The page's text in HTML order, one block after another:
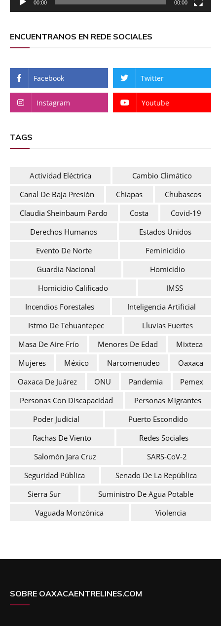
00:00 00:00
ENCUENTRANOS EN REDE SOCIALES
Facebook Twitter
Instagram Youtube
TAGS
Actividad Eléctrica
Cambio Climático
Canal De Baja Presión
Chiapas
Chubascos
Claudia Sheinbaum Pardo
Costa
Covid-19
Derechos Humanos
Estados Unidos
Evento De Norte
Feminicidio
Guardia Nacional
Homicidio
Homicidio Calificado
IMSS
Incendios Forestales
Inteligencia Artificial
Istmo De Tehuantepec
Lluvias Fuertes
Masa De Aire Frío
Menores De Edad
Mixteca
Mujeres
México Narcomenudeo
Oaxaca
Oaxaca De Juárez
ONU Pandemia
Pemex
Personas Con Discapacidad
Personas Migrantes
Poder Judicial
Puerto Escondido
Rachas De Viento
Redes Sociales
Salomón Jara Cruz
SARS-CoV-2
Seguridad Pública
Senado De La República
Sierra Sur
Suministro De Agua Potable
Vaguada Monzónica
Violencia
SOBRE OAXACAENTRELINES.COM